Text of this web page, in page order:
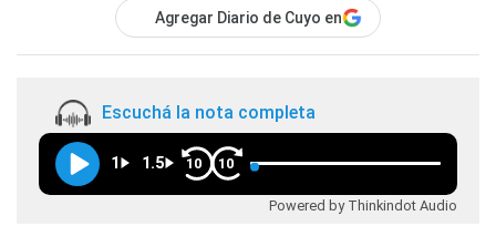
Agregar Diario de Cuyo en
Escuchá la nota completa
1 1.5 10 10
Powered by Thinkindot Audio